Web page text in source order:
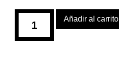
Añadir al carrito